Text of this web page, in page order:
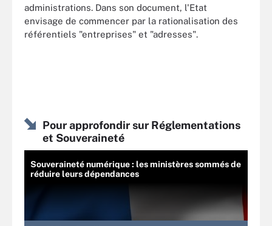
administrations. Dans son document, l'Etat
envisage de commencer par la rationalisation des
référentiels "entreprises" et "adresses".
Pour approfondir sur Réglementations
et Souveraineté
Souveraineté numérique : les ministères sommés de
réduire leurs dépendances